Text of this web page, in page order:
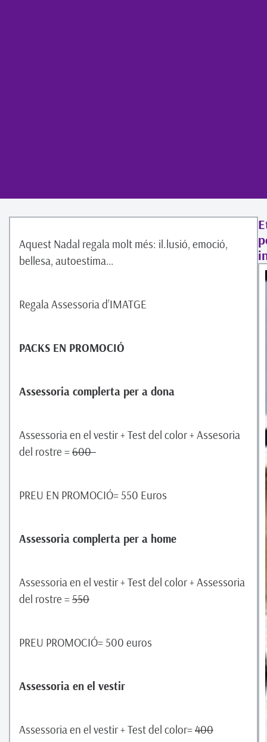
Aquest Nadal regala molt més: il.lusió, emoció,
bellesa, autoestima…
Regala Assessoria d’IMATGE
PACKS EN PROMOCIÓ
Assessoria complerta per a dona
Assessoria en el vestir + Test del color + Assesoria
del rostre =600
PREU EN PROMOCIÓ= 550 Euros
Assessoria complerta per a home
Assessoria en el vestir + Test del color + Assessoria
del rostre =550
PREU PROMOCIÓ= 500 euros
Assessoria en el vestir
Assessoria en el vestir + Test del color=400